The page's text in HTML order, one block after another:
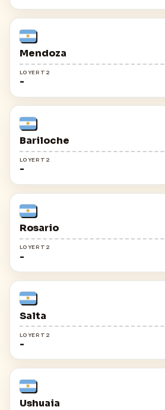
Mendoza
LOYER T2
-
Bariloche
LOYER T2
-
Rosario
LOYER T2
-
Salta
LOYER T2
-
Ushuaia